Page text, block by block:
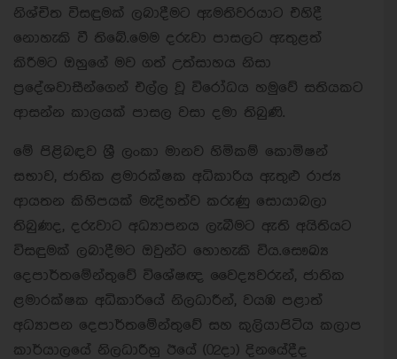
නිශ්චිත විසඳුමක් ලබාදීමට ඇමතිවරයාට එහිදී
නොහැකි වී තිබේ.මෙම දරුවා පාසලට ඇතුළත්
කිරීමට ඔහුගේ මව ගත් උත්සාහය නිසා
ප්‍රදේශවාසීන්ගෙන් එල්ල වූ විරෝධය හමුවේ සතියකට
ආසන්න කාලයක් පාසල වසා දමා තිබුණි.
මේ පිළිබඳව ශ්‍රී ලංකා මානව හිමිකම් කොමිෂන්
සභාව, ජාතික ළමාරක්ෂක අධිකාරිය ඇතුළු රාජ්‍ය
ආයතන කිහිපයක් මැදිහත්ව කරුණු සොයාබලා
තිබුණද, දරුවාට අධ්‍යාපනය ලැබීමට ඇති අයිතියට
විසඳුමක් ලබාදීමට ඔවුන්ට හොහැකි විය.සෞඛ්‍ය
දෙපාර්තමේන්තුවේ විශේෂඥ වෛද්‍යවරුන්, ජාතික
ළමාරක්ෂක අධිකාරියේ නිලධාරීන්, වයඹ පළාත්
අධ්‍යාපන දෙපාර්තමේන්තුවේ සහ කුලියාපිටිය කලාප
කාර්යාලයේ නිලධාරීහු ඊයේ (02දා) දිනයේදීද